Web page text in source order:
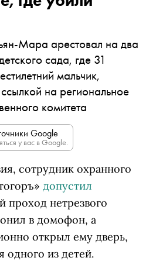
Мара арестовал на два
сада, где 31
мальчик,
на региональное
комитета
Google
у вас в Google.
сотрудник охранного
допустил
проход нетрезвого
в домофон, а
открыл ему дверь,
одного из детей.